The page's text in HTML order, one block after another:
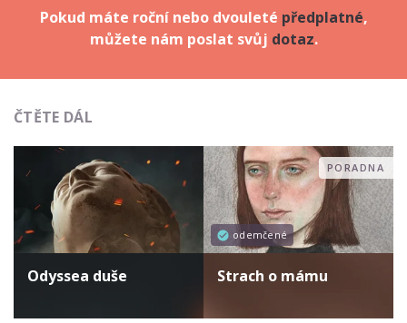
Pokud máte roční nebo dvouleté předplatné,
můžete nám poslat svůj dotaz.
ČTĚTE DÁL
Odyssea duše
odemčené
PORADNA
Strach o mámu